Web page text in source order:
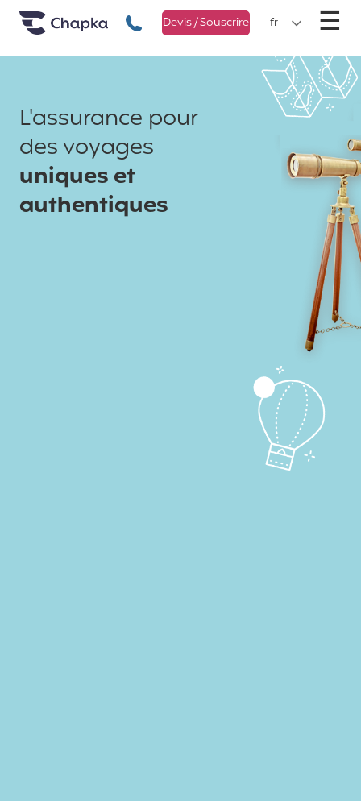
Chapka Assurances Voyages
+33 1 74 85 50 50
Devis / Souscrire fr ☰
L'assurance pour
des voyages
uniques et
authentiques